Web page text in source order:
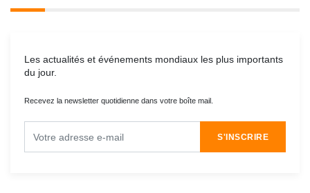
Les actualités et événements mondiaux les plus importants
du jour.
Recevez la newsletter quotidienne dans votre boîte mail.
S'INSCRIRE